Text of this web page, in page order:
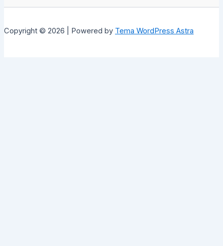
Copyright © 2026 | Powered by Tema WordPress Astra